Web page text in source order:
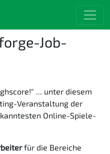
Job-
... unter diesem
Veranstaltung der
Online-Spiele-
für die Bereiche